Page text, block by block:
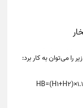
را می‌توان به کار برد: